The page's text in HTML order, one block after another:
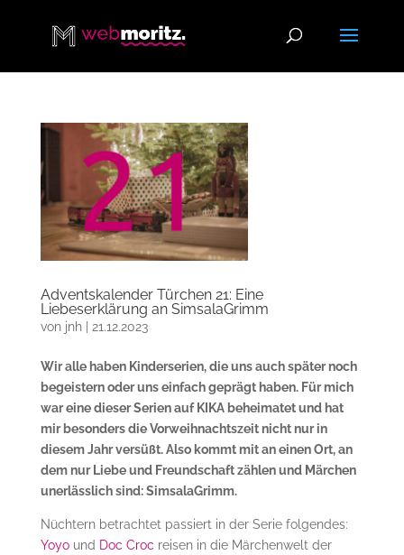
Adventskalender Türchen 21: Eine
Liebeserklärung an SimsalaGrimm
von jnh| 21.12.2023
Wir alle haben Kinderserien, die uns auch später noch
begeistern oder uns einfach geprägt haben. Für mich
war eine dieser Serien auf KIKA beheimatet und hat
mir besonders die Vorweihnachtszeit nicht nur in
diesem Jahr versüßt. Also kommt mit an einen Ort, an
dem nur Liebe und Freundschaft zählen und Märchen
unerlässlich sind: SimsalaGrimm.
Nüchtern betrachtet passiert in der Serie folgendes:
Yoyound Doc Croc reisen in die Märchenwelt der